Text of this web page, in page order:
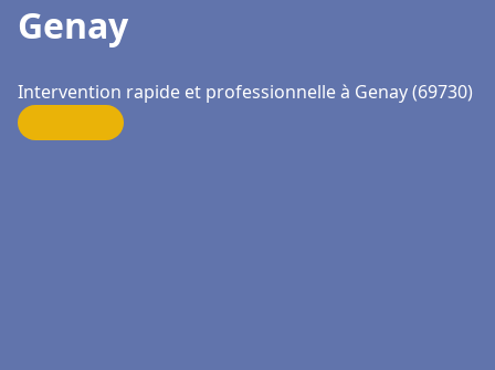
Genay
Intervention rapide et professionnelle à Genay (69730)